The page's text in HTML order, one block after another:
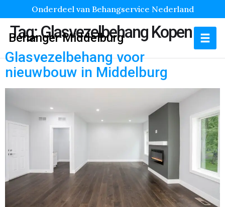
Onderdeel van Behangservice Nederland
Behanger Middelburg
Tag:Glasvezelbehang Kopen
Glasvezelbehang voor
nieuwbouw in Middelburg